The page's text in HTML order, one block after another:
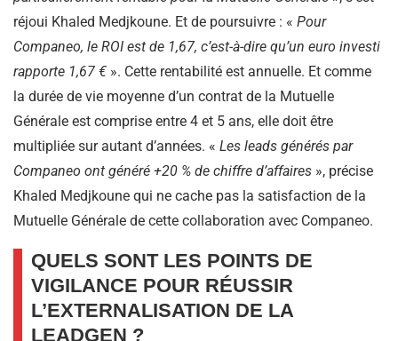
réjoui Khaled Medjkoune. Et de poursuivre : « Pour
Companeo, le ROI est de 1,67, c’est-à-dire qu’un euro investi
rapporte 1,67 € ». Cette rentabilité est annuelle. Et comme
la durée de vie moyenne d’un contrat de la Mutuelle
Générale est comprise entre 4 et 5 ans, elle doit être
multipliée sur autant d’années. « Les leads générés par
Companeo ont généré +20 % de chiffre d’affaires », précise
Khaled Medjkoune qui ne cache pas la satisfaction de la
Mutuelle Générale de cette collaboration avec Companeo.
QUELS SONT LES POINTS DE
VIGILANCE POUR RÉUSSIR
L’EXTERNALISATION DE LA
LEADGEN ?